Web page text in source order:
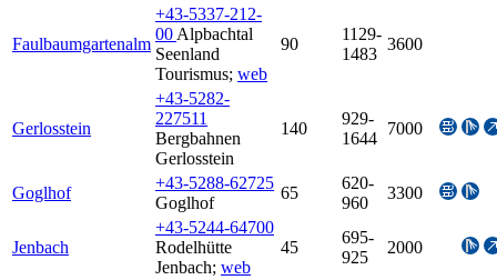
Faulbaumgartenalm
+43-5337-212-
00 Alpbachtal
Seenland
Tourismus; web
90
1129-
1483
3600
Gerlosstein
+43-5282-
227511
Bergbahnen
Gerlosstein
140
929-
1644
7000
Goglhof
+43-5288-62725
Goglhof
65
620-
960
3300
Jenbach
+43-5244-64700
Rodelhütte
Jenbach; web
45
695-
925
2000